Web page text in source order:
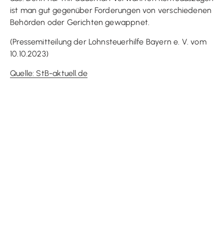
ist man gut gegenüber Forderungen von verschiedenen
Behörden oder Gerichten gewappnet.
(Pressemitteilung der Lohnsteuerhilfe Bayern e. V. vom
10.10.2023)
Quelle: StB-aktuell.de